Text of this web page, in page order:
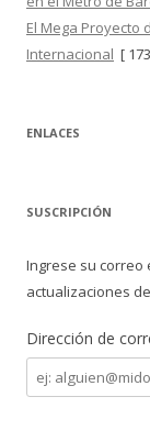
El Mega Proyecto
Internacional [
ENLACES
SUSCRIPCIÓN
Ingrese su correo
actualizaciones
Dirección de
Dirección
de
correo